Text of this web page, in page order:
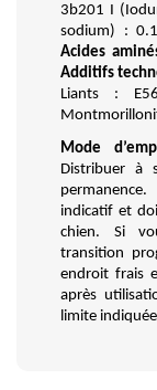
3b201 I
Acides
Additifs
Liants :
Mode
Distribuer à
indicatif et
chien. Si
transition
endroit frais
après
limite